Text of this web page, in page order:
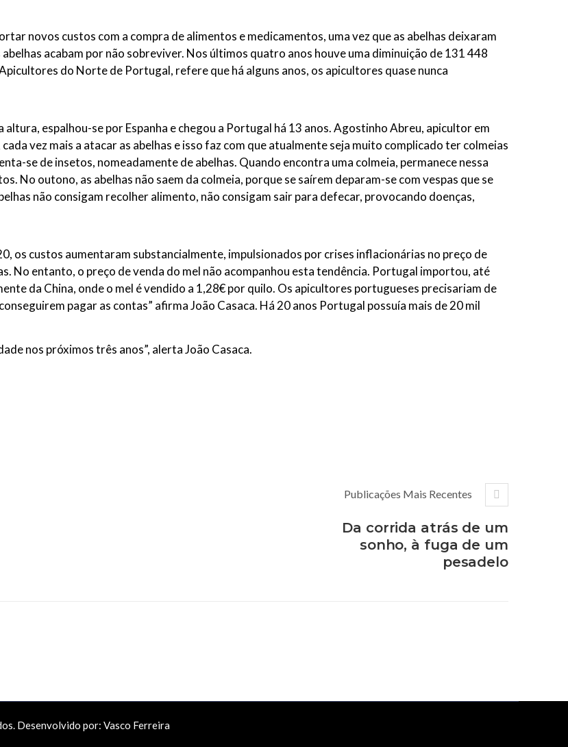
novos custos com a compra de alimentos e medicamentos, uma vez que as abelhas deixaram
acabam por não sobreviver. Nos últimos quatro anos houve uma diminuição de 131 448
do Norte de Portugal, refere que há alguns anos, os apicultores quase nunca
altura, espalhou-se por Espanha e chegou a Portugal há 13 anos. Agostinho Abreu, apicultor em
vez mais a atacar as abelhas e isso faz com que atualmente seja muito complicado ter colmeias
se de insetos, nomeadamente de abelhas. Quando encontra uma colmeia, permanece nessa
No outono, as abelhas não saem da colmeia, porque se saírem deparam-se com vespas que se
não consigam recolher alimento, não consigam sair para defecar, provocando doenças,
os custos aumentaram substancialmente, impulsionados por crises inflacionárias no preço de
No entanto, o preço de venda do mel não acompanhou esta tendência. Portugal importou, até
da China, onde o mel é vendido a 1,28€ por quilo. Os apicultores portugueses precisariam de
pagar as contas” afirma João Casaca. Há 20 anos Portugal possuía mais de 20 mil
nos próximos três anos”, alerta João Casaca.
Publicações Mais Recentes
Da corrida atrás de um
sonho, à fuga de um
pesadelo
Desenvolvido por: Vasco Ferreira